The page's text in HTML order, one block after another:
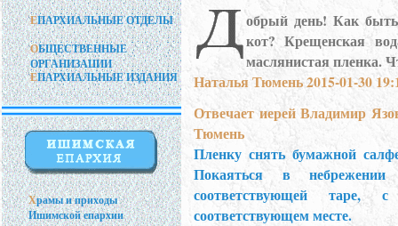
Храмы и приходы
Ишимской епархии
обрый день! Как
кот? Крещенская
маслянистая пленка.
Наталья Тюмень 2015-01-30
Отвечает иерей Владимир
Тюмень
Пленку снять бумажной
Покаяться в
соответствующей таре,
соответствующем месте.
ЕПАРХИАЛЬНЫЕ ОТДЕЛЫ
ОБЩЕСТВЕННЫЕ
ОРГАНИЗАЦИИ
ЕПАРХИАЛЬНЫЕ ИЗДАНИЯ